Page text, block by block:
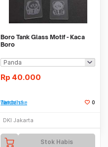
Boro Tank Glass Motif - Kaca
Boro
Rp 40.000
Tambah ke Watchlist 0
DKI Jakarta
Stok Habis